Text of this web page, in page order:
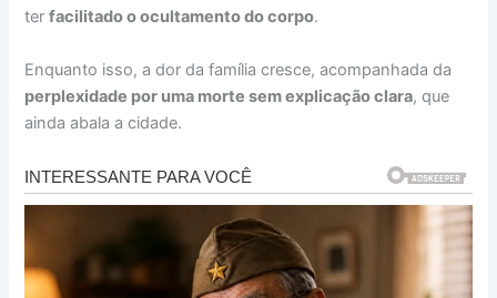
terfacilitado o ocultamento do corpo.
Enquanto isso, a dor da família cresce, acompanhada da
perplexidade por uma morte sem explicação clara, que
ainda abala a cidade.